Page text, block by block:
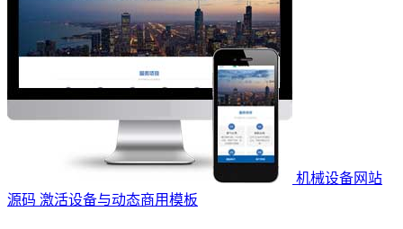
机械设备网站
源码 激活设备与动态商用模板